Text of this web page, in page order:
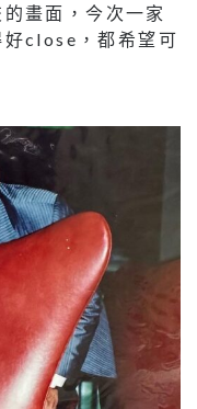
畫面，今次一家
好close，都希望可